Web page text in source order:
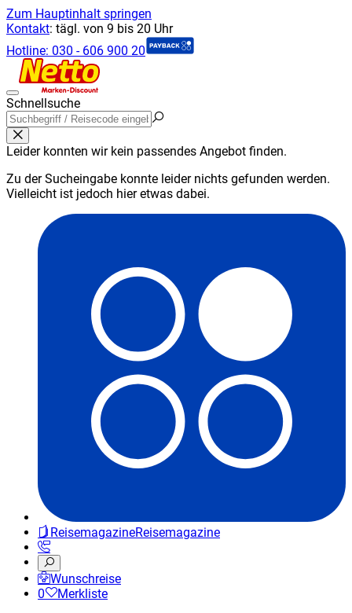
Zum Hauptinhalt springen
Kontakt: tägl. von 9 bis 20 Uhr
Hotline: 030 - 606 900 20
Schnellsuche
Leider konnten wir kein passendes Angebot finden.
Zu der Sucheingabe konnte leider nichts gefunden werden.
Vielleicht ist jedoch hier etwas dabei.
ReisemagazineReisemagazine
Wunschreise
0
Merkliste